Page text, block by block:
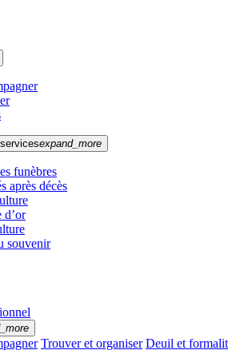
expand_more
funèbres
après décès
d’or
souvenir
Trouver et organiser Deuil et